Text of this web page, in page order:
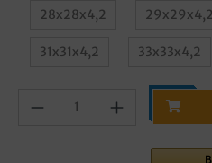
28x28x4,2 29x29x4,2
31x31x4,2 33x33x4,2